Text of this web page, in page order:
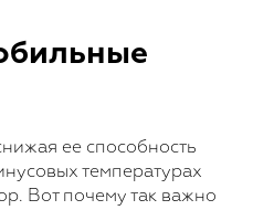
ее способность
температурах
Вот почему так важно